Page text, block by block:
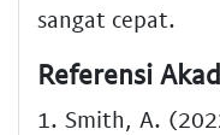
sangat cepat.
Referensi
1. Smith, A.